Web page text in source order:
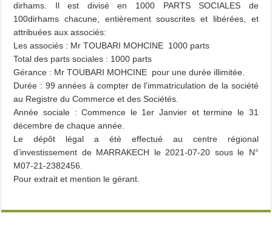
dirhams. Il est divisé en 1000 PARTS SOCIALES de
100dirhams chacune, entièrement souscrites et libérées, et
attribuées aux associés:
Les associés : Mr TOUBARI MOHCINE 1000 parts
Total des parts sociales : 1000 parts
Gérance : Mr TOUBARI MOHCINE pour une durée illimitée.
Durée : 99 années à compter de l’immatriculation de la société
au Registre du Commerce et des Sociétés.
Année sociale : Commence le 1er Janvier et termine le 31
décembre de chaque année.
Le dépôt légal a été effectué au centre régional
d’investissement de MARRAKECH le 2021-07-20 sous le N°
M07-21-2382456.
Pour extrait et mention le gérant.